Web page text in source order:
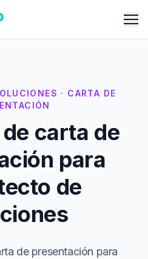
· CARTA DE
carta de
para
de
de presentación para